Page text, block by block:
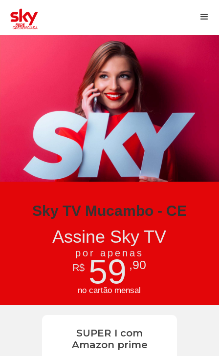
Sky TV Mucambo - CE
Assine Sky TV
por apenas
R$ 59 ,90
no cartão mensal
SUPER I com
Amazon prime